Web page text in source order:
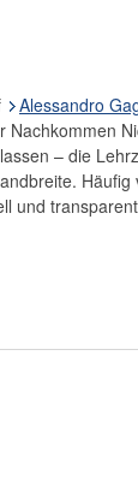
Alessandro
– die
und